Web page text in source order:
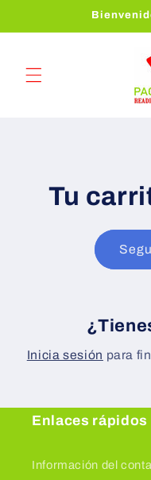
directamente
al contenido
Tu
Inicia sesión para
Enlaces rápidos
Información del